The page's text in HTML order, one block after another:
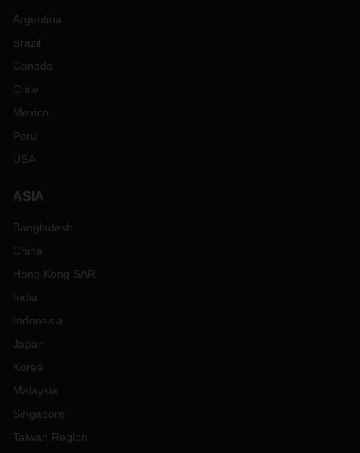
Argentina
Brazil
Canada
Chile
Mexico
Peru
USA
ASIA
Bangladesh
China
Hong Kong SAR
India
Indonesia
Japan
Korea
Malaysia
Singapore
Taiwan Region